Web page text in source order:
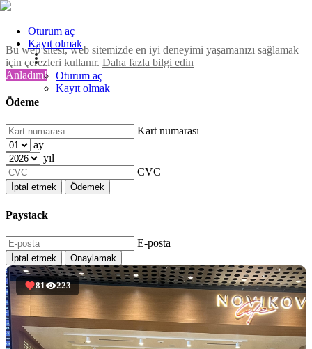
Bu web sitesi, web sitemizde en iyi deneyimi yaşamanızı sağlamak
için çerezleri kullanır. Daha fazla bilgi edin
Anladım!
Ödeme
Kart numarası
ay
yıl
CVC
İptal etmek Ödemek
Paystack
E-posta
İptal etmek Onaylamak
Oturum aç
Kayıt olmak
Oturum aç
Kayıt olmak
81 223